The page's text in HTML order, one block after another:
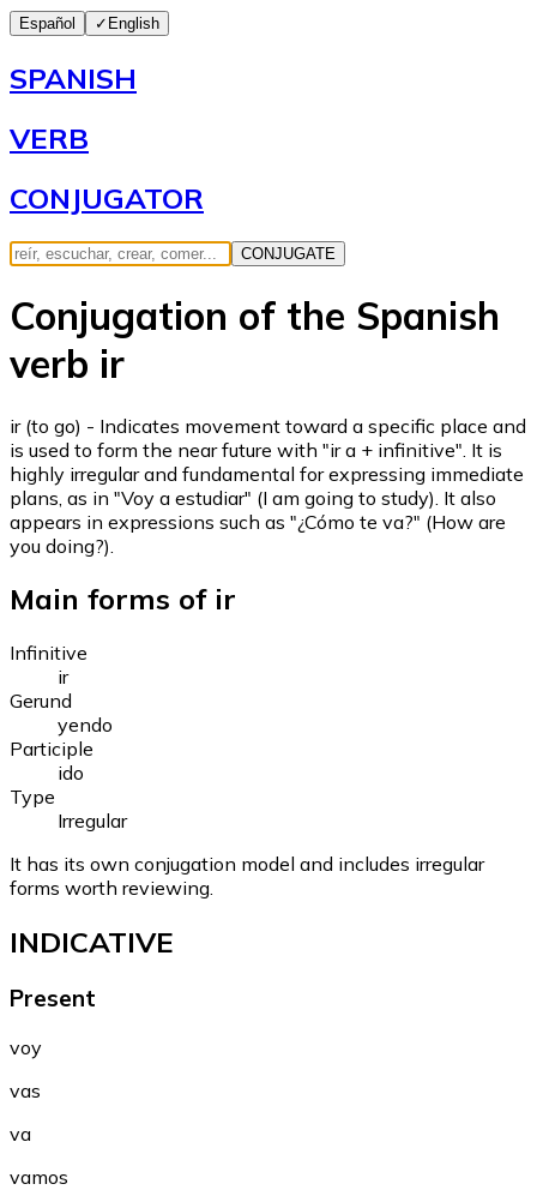
Español ✓ English
SPANISH
VERB
CONJUGATOR
CONJUGATE
Conjugation of the Spanish
verb ir
ir (to go) - Indicates movement toward a specific place and
is used to form the near future with "ir a + infinitive". It is
highly irregular and fundamental for expressing immediate
plans, as in "Voy a estudiar" (I am going to study). It also
appears in expressions such as "¿Cómo te va?" (How are
you doing?).
Main forms of ir
Infinitive
ir
Gerund
yendo
Participle
ido
Type
Irregular
It has its own conjugation model and includes irregular
forms worth reviewing.
INDICATIVE
Present
voy
vas
va
vamos